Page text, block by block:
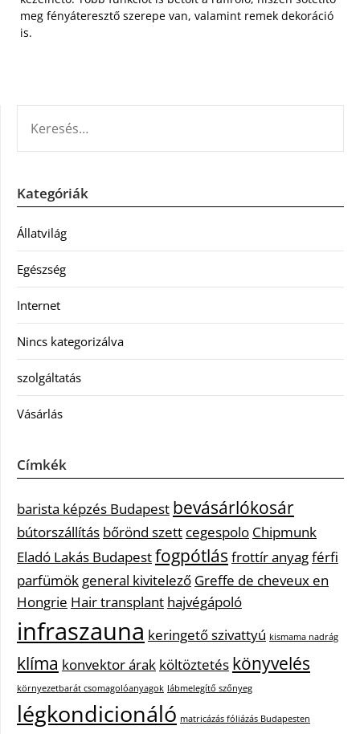
meg fényáteresztő szerepe van, valamint remek dekoráció
is.
Kategóriák
Állatvilág
Egészség
Internet
Nincs kategorizálva
szolgáltatás
Vásárlás
Címkék
barista képzés Budapest bevásárlókosár
bútorszállítás bőrönd szett cegespolo Chipmunk
Eladó Lakás Budapestfogpótlás frottír anyagférfi
parfümök general kivitelező Greffe de cheveux en
Hongrie Hair transplant hajvégápoló
infraszauna keringető szivattyú kismama nadrág
klíma konvektor árak költöztetés könyvelés
környezetbarát csomagolóanyagok lábmelegítő szőnyeg
légkondicionáló matricázás fóliázás Budapesten